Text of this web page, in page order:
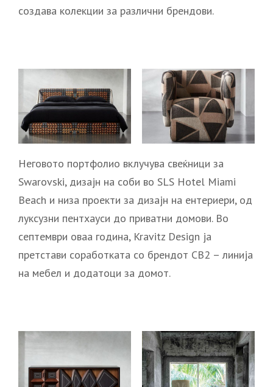
создава колекции за различни брендови.
Неговото портфолио вклучува свеќници за
Swarovski, дизајн на соби во SLS Hotel Miami
Beach и низа проекти за дизајн на ентериери, од
луксузни пентхауси до приватни домови. Во
септември оваа година, Kravitz Design ја
претстави соработката со брендот CB2 – линија
на мебел и додатоци за домот.